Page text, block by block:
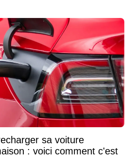
sa voiture
: voici comment c'est